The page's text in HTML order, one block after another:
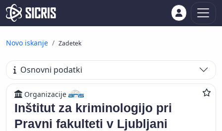
Novo iskanje Zadetek
Osnovni podatki
Organizacije
Inštitut za kriminologijo pri
Pravni fakulteti v Ljubljani